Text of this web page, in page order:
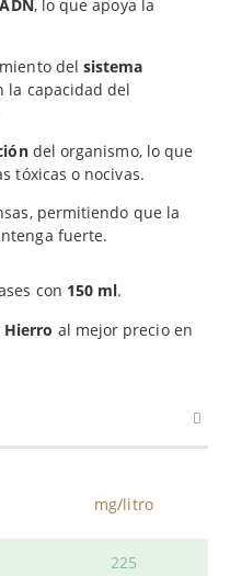
, lo que apoya la
delsistema
la capacidad del
del organismo, lo que
tóxicas o nocivas.
permitiendo que la
fuerte.
con 150 ml.
al mejor precio en
mg/litro
225